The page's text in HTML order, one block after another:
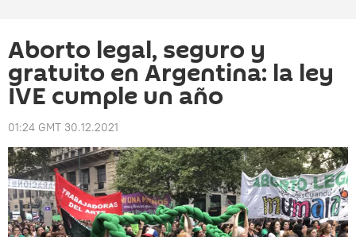
Aborto legal, seguro y
gratuito en Argentina: la ley
IVE cumple un año
01:24 GMT 30.12.2021